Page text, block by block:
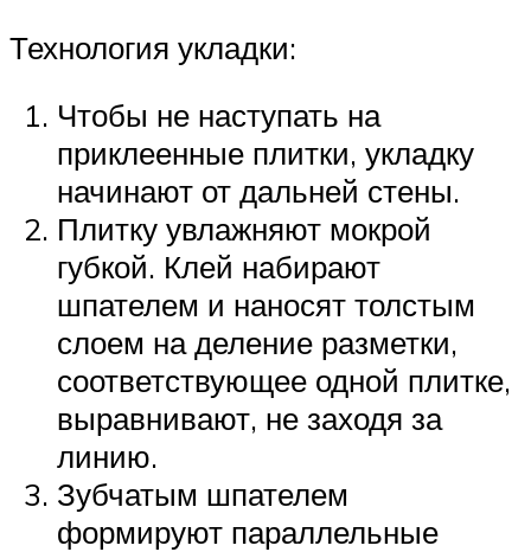
Технология укладки:
Чтобы не наступать на
приклеенные плитки, укладку
начинают от дальней стены.
Плитку увлажняют мокрой
губкой. Клей набирают
шпателем и наносят толстым
слоем на деление разметки,
соответствующее одной плитке,
выравнивают, не заходя за
линию.
Зубчатым шпателем
формируют параллельные